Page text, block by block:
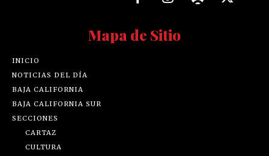
Mapa de Sitio
INICIO
NOTICIAS DEL DÍA
BAJA CALIFORNIA
BAJA CALIFORNIA SUR
SECCIONES
CARTAZ
CULTURA